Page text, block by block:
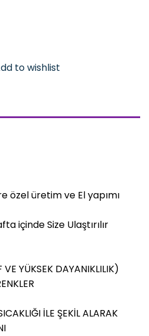
to wishlist
özel üretim ve El yapımı
içinde Size Ulaştırılır
YÜKSEK DAYANIKLILIK)
İLE ŞEKİL ALARAK